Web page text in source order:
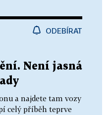
ODEBÍRAT
Není jasná
a najdete tam vozy
celý příběh teprve